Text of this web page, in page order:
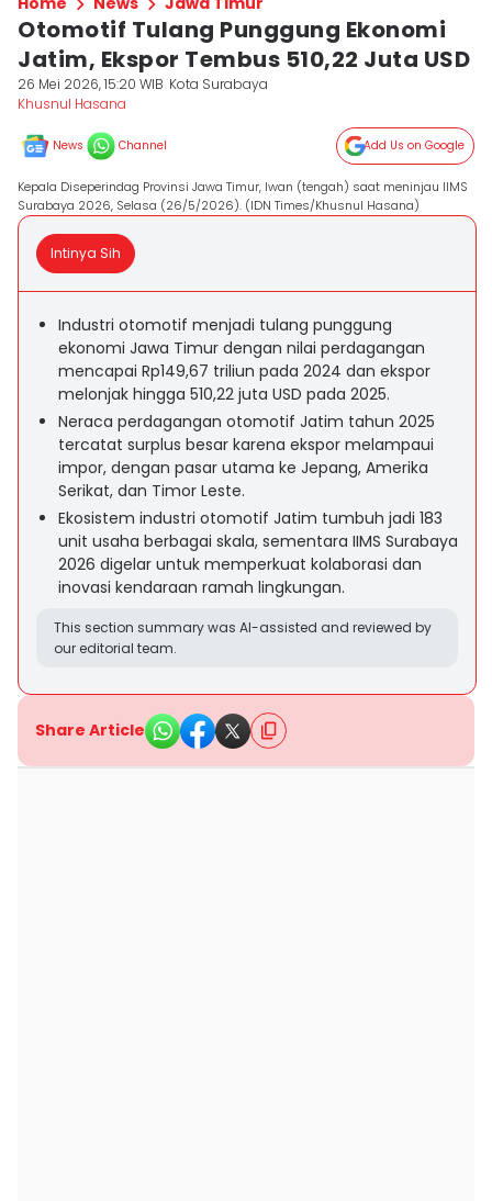
Otomotif Tulang Punggung Ekonomi
Jatim, Ekspor Tembus 510,22 Juta USD
26 Mei 2026, 15:20 WIB Kota Surabaya
Khusnul Hasana
News Channel Add Us on Google
Kepala Diseperindag Provinsi Jawa Timur, Iwan (tengah) saat meninjau IIMS
Surabaya 2026, Selasa (26/5/2026). (IDN Times/Khusnul Hasana)
Intinya Sih
Industri otomotif menjadi tulang punggung
ekonomi Jawa Timur dengan nilai perdagangan
mencapai Rp149,67 triliun pada 2024 dan ekspor
melonjak hingga 510,22 juta USD pada 2025.
Neraca perdagangan otomotif Jatim tahun 2025
tercatat surplus besar karena ekspor melampaui
impor, dengan pasar utama ke Jepang, Amerika
Serikat, dan Timor Leste.
Ekosistem industri otomotif Jatim tumbuh jadi 183
unit usaha berbagai skala, sementara IIMS Surabaya
2026 digelar untuk memperkuat kolaborasi dan
inovasi kendaraan ramah lingkungan.
This section summary was AI-assisted and reviewed by
our editorial team.
Share Article